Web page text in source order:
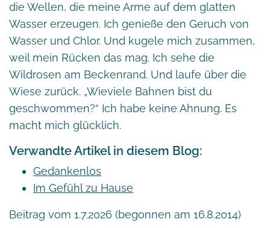
die Wellen, die meine Arme auf dem glatten
Wasser erzeugen. Ich genieße den Geruch von
Wasser und Chlor. Und kugele mich zusammen,
weil mein Rücken das mag. Ich sehe die
Wildrosen am Beckenrand. Und laufe über die
Wiese zurück. „Wieviele Bahnen bist du
geschwommen?“ Ich habe keine Ahnung. Es
macht mich glücklich.
Verwandte Artikel in diesem Blog:
Gedankenlos
Im Gefühl zu Hause
Beitrag vom 1.7.2026 (begonnen am 16.8.2014)